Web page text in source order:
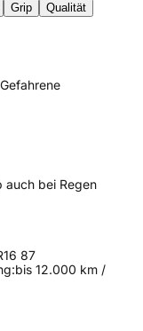
Grip
Qualität
Gefahrene
auch bei Regen
87
bis 12.000 km /